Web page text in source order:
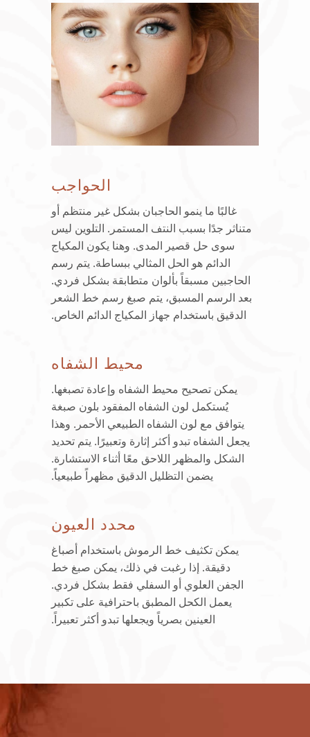
الحواجب
غالبًا ما ينمو الحاجبان بشكل غير منتظم أو
متناثر جدًا بسبب النتف المستمر. التلوين ليس
سوى حل قصير المدى. وهنا يكون المكياج
الدائم هو الحل المثالي ببساطة. يتم رسم
الحاجبين مسبقاً بألوان متطابقة بشكل فردي.
بعد الرسم المسبق، يتم صبغ رسم خط الشعر
الدقيق باستخدام جهاز المكياج الدائم الخاص.
محيط الشفاه
يمكن تصحيح محيط الشفاه وإعادة تصبغها.
يُستكمل لون الشفاه المفقود بلون صبغة
يتوافق مع لون الشفاه الطبيعي الأحمر. وهذا
يجعل الشفاه تبدو أكثر إثارة وتعبيرًا. يتم تحديد
الشكل والمظهر اللاحق معًا أثناء الاستشارة.
يضمن التظليل الدقيق مظهراً طبيعياً.
محدد العيون
يمكن تكثيف خط الرموش باستخدام أصباغ
دقيقة. إذا رغبت في ذلك، يمكن صبغ خط
الجفن العلوي أو السفلي فقط بشكل فردي.
يعمل الكحل المطبق باحترافية على تكبير
العينين بصرياً ويجعلها تبدو أكثر تعبيراً.